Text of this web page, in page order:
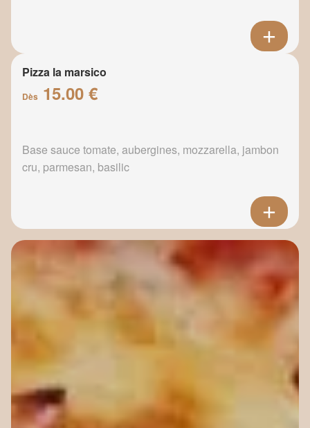
Pizza la marsico
Dès 15.00 €
Base sauce tomate, aubergines, mozzarella, jambon
cru, parmesan, basilic